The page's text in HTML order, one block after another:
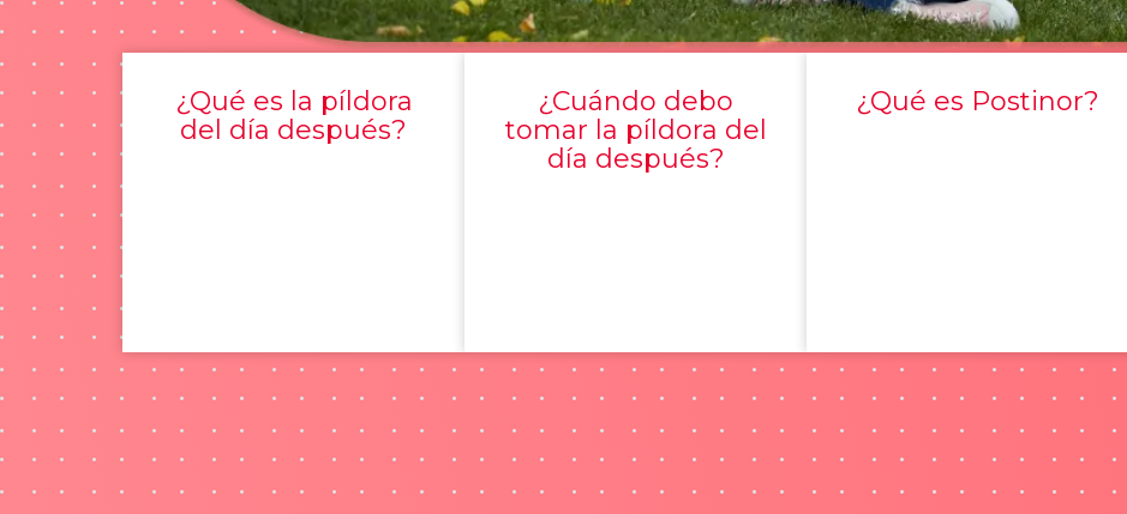
¿Qué es la píldora
del día después?
¿Cuándo debo
tomar la píldora del
día después?
¿Qué es Postinor?